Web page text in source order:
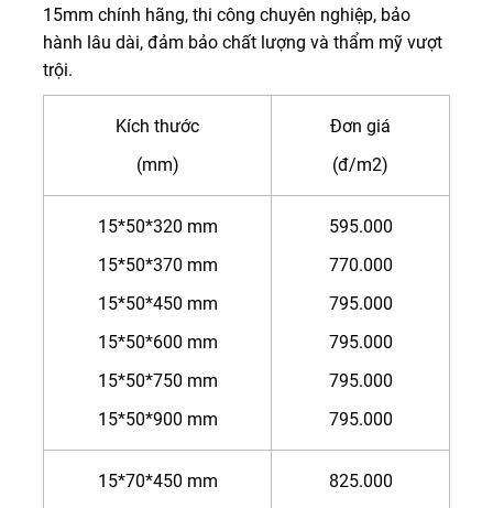
15mm chính hãng, thi công chuyên nghiệp, bảo
hành lâu dài, đảm bảo chất lượng và thẩm mỹ vượt
trội.
Kích thước
(mm)
Đơn giá
(đ/m2)
15*50*320 mm
15*50*370 mm
15*50*450 mm
15*50*600 mm
15*50*750 mm
15*50*900 mm
595.000
770.000
795.000
795.000
795.000
795.000
15*70*450 mm
825.000